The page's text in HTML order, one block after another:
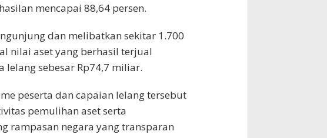
mencapai 88,64 persen.
dan melibatkan sekitar 1.700
nilai aset yang berhasil terjual
lelang sebesar Rp74,7 miliar.
peserta dan capaian lelang tersebut
pemulihan aset serta
rampasan negara yang transparan